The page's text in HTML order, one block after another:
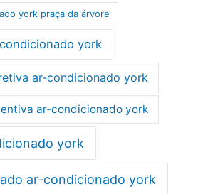
york praça da árvore
york
ar-condicionado york
ar-condicionado york
york
ar-condicionado york